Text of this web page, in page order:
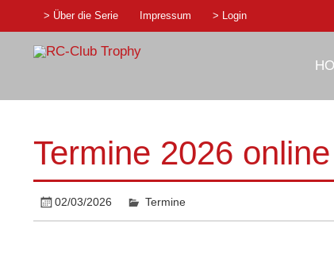
content
> Über die Serie Impressum > Login
RC-Club
Termine 2026 online
02/03/2026 Termine